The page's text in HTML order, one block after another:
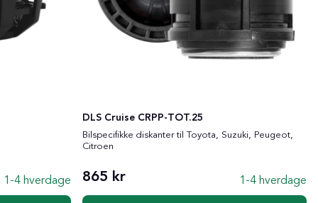
1-4 hverdage
DLS Cruise CRPP-TOT.25
Bilspecifikke diskanter til Toyota, Suzuki, Peugeot,
Citroen
865 kr 1-4 hverdage